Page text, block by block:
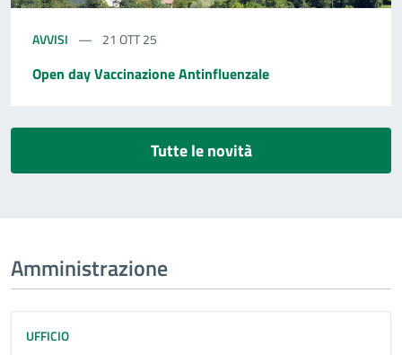
AVVISI 21 OTT 25
Open day Vaccinazione Antinfluenzale
Tutte le novità
Amministrazione
UFFICIO